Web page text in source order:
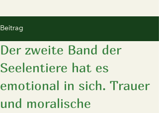
Beitrag
Der zweite Band der
Seelentiere hat es
emotional in sich. Trauer
und moralische